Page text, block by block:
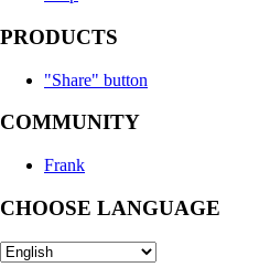
PRODUCTS
"Share" button
COMMUNITY
Frank
CHOOSE LANGUAGE